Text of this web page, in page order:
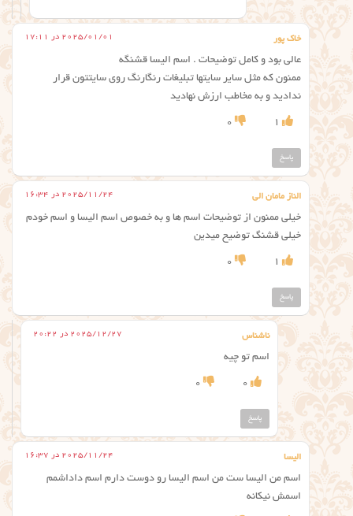
خاک پور 2025/01/01 در 17:11
عالی بود و کامل توضیحات . اسم الیسا قشنگه
ممنون که مثل سایر سایتها تبلیغات رنگارنگ روی سایتتون قرار
ندادید و به مخاطب ارزش نهادید
1
0
پاسخ
الناز مامان الی 2025/11/24 در 16:34
خیلی ممنون از توضیحات اسم ها و به خصوص اسم الیسا و اسم خودم
خیلی قشنگ توضیح میدین
1
0
پاسخ
ناشناس 2025/12/27 در 20:22
اسم تو چیه
0
0
پاسخ
الیسا 2025/11/24 در 16:37
اسم من الیسا ست من اسم الیسا رو دوست دارم اسم داداشمم
اسمش نیکانه